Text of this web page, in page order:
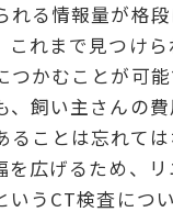
れる情報量が格
これまで見つけ
つかむことが可
、飼い主さんの
ことは忘れては
を広げるため、
いうCT検査につ